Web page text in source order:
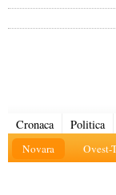
Cronaca Politica
Novara Ovest-